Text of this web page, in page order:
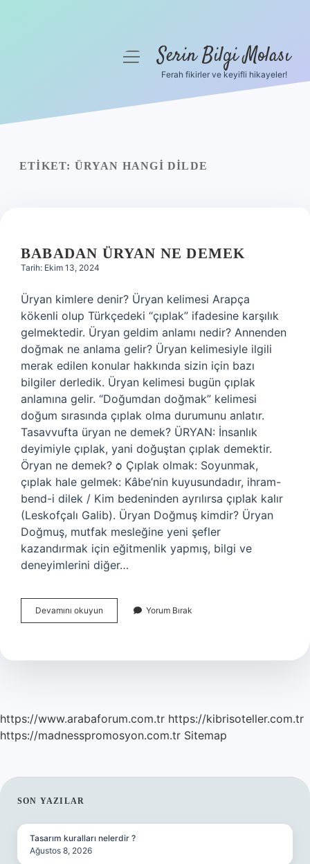
Yasal Uyarı
menüyüSerin Bilgi Molası
Ferah fikirler ve keyifli hikayeler!
ETIKET: ÜRYAN HANGI DILDE
BABADAN ÜRYAN NE DEMEK
Tarih: Ekim 13, 2024
Üryan kimlere denir? Üryan kelimesi Arapça
kökenli olup Türkçedeki “çıplak” ifadesine karşılık
gelmektedir. Üryan geldim anlamı nedir? Annenden
doğmak ne anlama gelir? Üryan kelimesiyle ilgili
merak edilen konular hakkında sizin için bazı
bilgiler derledik. Üryan kelimesi bugün çıplak
anlamına gelir. “Doğumdan doğmak” kelimesi
doğum sırasında çıplak olma durumunu anlatır.
Tasavvufta üryan ne demek? ÜRYAN: İnsanlık
deyimiyle çıplak, yani doğuştan çıplak demektir.
Öryan ne demek? ѻ Çıplak olmak: Soyunmak,
çıplak hale gelmek: Kâbe’nin kuyusundadır, ihram-
bend-i dilek / Kim bedeninden ayrılırsa çıplak kalır
(Leskofçalı Galib). Üryan Doğmuş kimdir? Üryan
Doğmuş, mutfak mesleğine yeni şefler
kazandırmak için eğitmenlik yapmış, bilgi ve
deneyimlerini diğer…
Devamını okuyun Babadan
Üryan
Yorum Bırak
https://www.arabaforum.com.tr https://kibrisoteller.com.tr
https://madnesspromosyon.com.tr Sitemap
SIDEBAR
SON YAZILAR
Tasarım kuralları nelerdir ?
Ağustos 8, 2026